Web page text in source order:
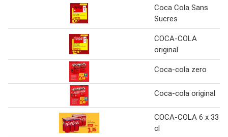
Coca Cola Sans
Sucres
COCA-COLA
original
Coca-cola zero
Coca-cola original
COCA-COLA 6 x 33
cl